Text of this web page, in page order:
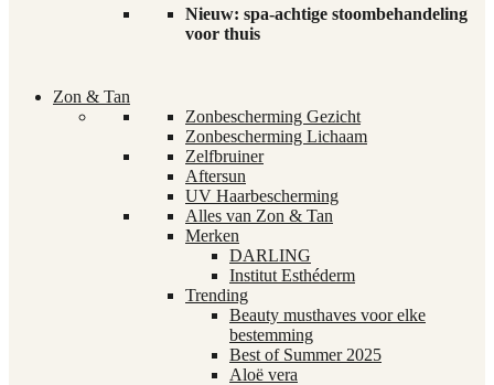
Nieuw: spa-achtige stoombehandeling
voor thuis
Zon & Tan
Zonbescherming Gezicht
Zonbescherming Lichaam
Zelfbruiner
Aftersun
UV Haarbescherming
Alles van Zon & Tan
Merken
DARLING
Institut Esthéderm
Trending
Beauty musthaves voor elke
bestemming
Best of Summer 2025
Aloë vera